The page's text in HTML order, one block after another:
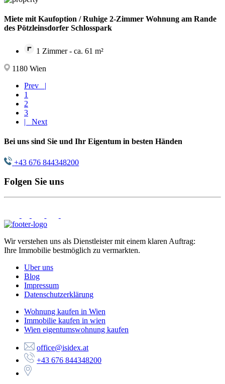
Miete mit Kaufoption / Ruhige 2-Zimmer Wohnung am Rande
des Pötzleinsdorfer Schlosspark
1 Zimmer - ca. 61 m²
1180 Wien
Prev |
1
2
3
| Next
Bei uns sind Sie und Ihr Eigentum in besten Händen
+43 676 844348200
Folgen Sie uns
Wir verstehen uns als Dienstleister mit einem klaren Auftrag:
Ihre Immobilie bestmöglich zu vermarkten.
Uber uns
Blog
Impressum
Datenschutzerklärung
Wohnung kaufen in Wien
Immobilie kaufen in wien
Wien eigentumswohnung kaufen
office@isidex.at
+43 676 844348200